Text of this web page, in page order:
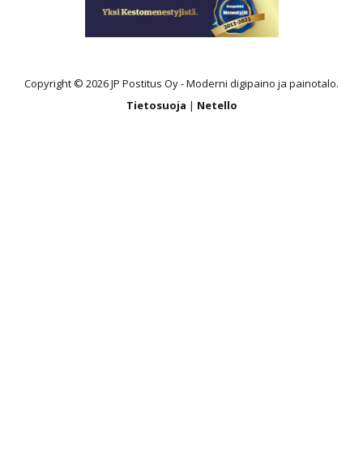
Copyright © 2026 JP Postitus Oy - Moderni digipaino ja painotalo.
Tietosuoja | Netello